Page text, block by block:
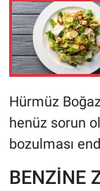
Hürmüz
henüz sorun
bozulması
BENZİNE